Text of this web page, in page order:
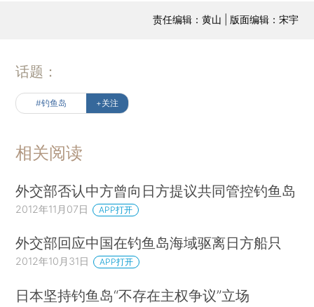
责任编辑：黄山 | 版面编辑：宋宇
话题：
#钓鱼岛 +关注
相关阅读
外交部否认中方曾向日方提议共同管控钓鱼岛
2012年11月07日 APP打开
外交部回应中国在钓鱼岛海域驱离日方船只
2012年10月31日 APP打开
日本坚持钓鱼岛“不存在主权争议”立场